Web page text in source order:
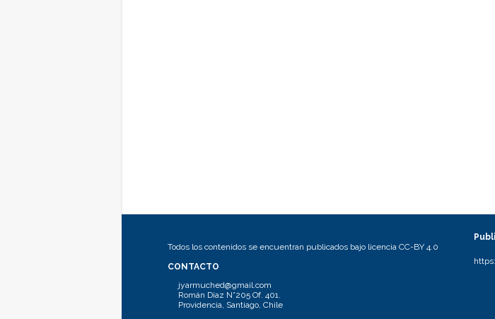
Todos los contenidos se encuentran publicados bajo licencia CC-BY 4.0
CONTACTO
jyarmuched@gmail.com
Román Díaz N°205 Of. 401.
Providencia, Santiago, Chile